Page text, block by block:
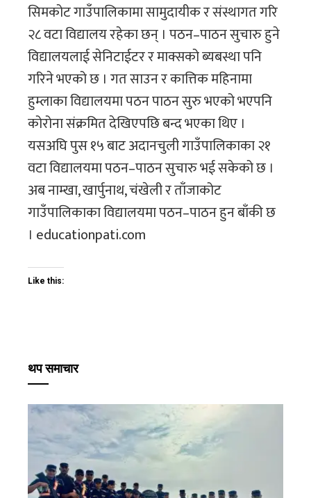
सिमकोट गाउँपालिकामा सामुदायीक र संस्थागत गरि
२८ वटा विद्यालय रहेका छन् । पठन–पाठन सुचारु हुने
विद्यालयलाई सेनिटाईटर र माक्सको ब्यबस्था पनि
गरिने भएको छ । गत साउन र कात्तिक महिनामा
हुम्लाका विद्यालयमा पठन पाठन सुरु भएको भएपनि
कोरोना संक्रमित देखिएपछि बन्द भएका थिए ।
यसअघि पुस १५ बाट अदानचुली गाउँपालिकाका २१
वटा विद्यालयमा पठन–पाठन सुचारु भई सकेको छ ।
अब नाम्खा, खार्पुनाथ, चंखेली र ताँजाकोट
गाउँपालिकाका विद्यालयमा पठन–पाठन हुन बाँकी छ
। educationpati.com
Like this:
थप समाचार